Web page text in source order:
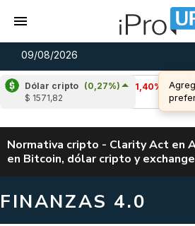
09/08/2026
Dólar cripto (0,27%)
$ 1571,82
Cardano (-1,40%)
u$s 0,20
ALERTA
Normativa cripto - Clarity Act en
en Bitcoin, dólar cripto y
FINANZAS 4.0